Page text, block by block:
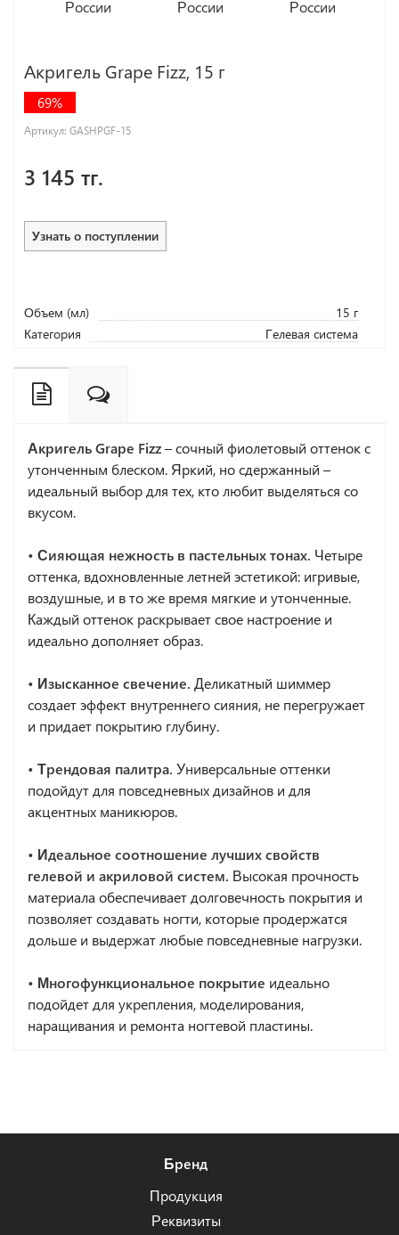
Акригель Grape Fizz, 15 г
69%
Артикул: GASHPGF-15
3 145 тг.
Узнать о поступлении
Объем (мл)
15 г
Категория
Гелевая система
Акригель Grape Fizz– сочный фиолетовый оттенок с
утонченным блеском. Яркий, но сдержанный –
идеальный выбор для тех, кто любит выделяться со
вкусом.
• Сияющая нежность в пастельных тонах. Четыре
оттенка, вдохновленные летней эстетикой: игривые,
воздушные, и в то же время мягкие и утонченные.
Каждый оттенок раскрывает свое настроение и
идеально дополняет образ.
• Изысканное свечение. Деликатный шиммер
создает эффект внутреннего сияния, не перегружает
и придает покрытию глубину.
• Трендовая палитра. Универсальные оттенки
подойдут для повседневных дизайнов и для
акцентных маникюров.
• Идеальное соотношение лучших свойств
гелевой и акриловой систем. Высокая прочность
материала обеспечивает долговечность покрытия и
позволяет создавать ногти, которые продержатся
дольше и выдержат любые повседневные нагрузки.
• Многофункциональное покрытие идеально
подойдет для укрепления, моделирования,
наращивания и ремонта ногтевой пластины.
Бренд
Продукция
Реквизиты